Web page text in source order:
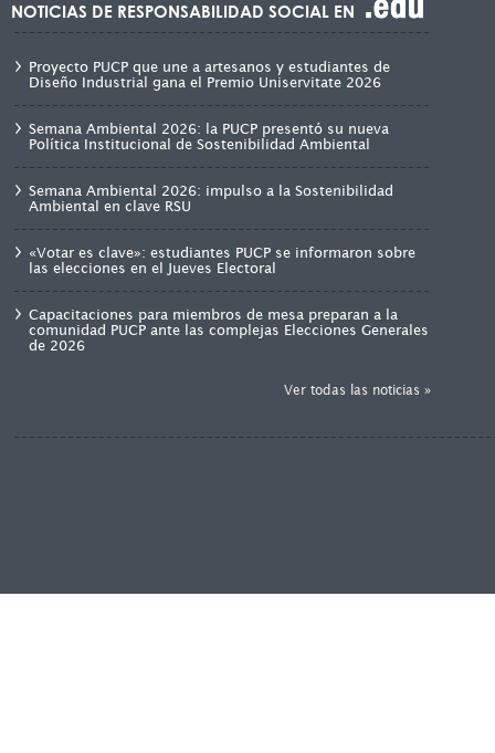
NOTICIAS DE RESPONSABILIDAD SOCIAL EN
Proyecto PUCP que une a artesanos y estudiantes de
Diseño Industrial gana el Premio Uniservitate 2026
Semana Ambiental 2026: la PUCP presentó su nueva
Política Institucional de Sostenibilidad Ambiental
Semana Ambiental 2026: impulso a la Sostenibilidad
Ambiental en clave RSU
«Votar es clave»: estudiantes PUCP se informaron sobre
las elecciones en el Jueves Electoral
Capacitaciones para miembros de mesa preparan a la
comunidad PUCP ante las complejas Elecciones Generales
de 2026
Ver todas las noticias »